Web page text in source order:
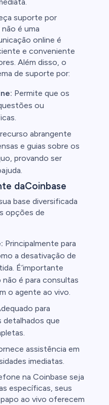
suporte por
é uma
online é
e conveniente
Além disso, o
de suporte por:
Permite que os
ou
abrangente
e guias sobre os
provando ser
daCoinbase
base diversificada
opções de
Principalmente para
a desativação de
É’importante
é para consultas
o agente ao vivo.
para
detalhados que
assistência em
imediatas.
na Coinbase seja
específicas, seus
ao vivo oferecem